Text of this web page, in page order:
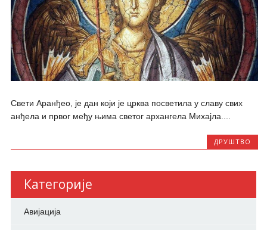
Свети Аранђео, је дан који је црква посветила у славу свих
анђела и првог међу њима светог архангела Михајла....
ДРУШТВО
Категорије
Авијација